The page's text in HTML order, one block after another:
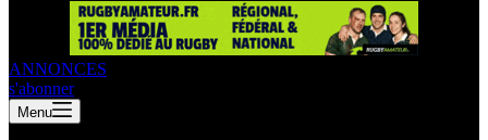
ANNONCES
s'abonner
Menu